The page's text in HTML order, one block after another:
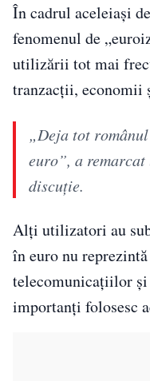
În cadrul aceleiași
fenomenul de
utilizării tot mai
tranzacții, economii
„Deja tot
euro”, a
discuție.
Alți utilizatori au
în euro nu
telecomunicațiilor
importanți folosesc